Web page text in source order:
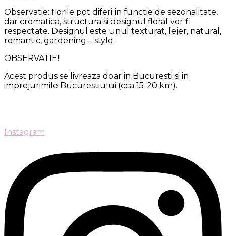
Observatie: florile pot diferi in functie de sezonalitate,
dar cromatica, structura si designul floral vor fi
respectate. Designul este unul texturat, lejer, natural,
romantic, gardening – style.
OBSERVATIE!!
Acest produs se livreaza doar in Bucuresti si in
imprejurimile Bucurestiului (cca 15-20 km).
Instagram